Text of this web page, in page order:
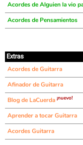
Acordes de Alguien la vio
Acordes de Pensamientos
Extras
Acordes de Guitarra
Afinador de Guitarra
Blog de LaCuerda ¡nuevo!
Aprender a tocar Guitarra
Acordes Guitarra